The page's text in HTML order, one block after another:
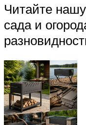
Читайте
сада и